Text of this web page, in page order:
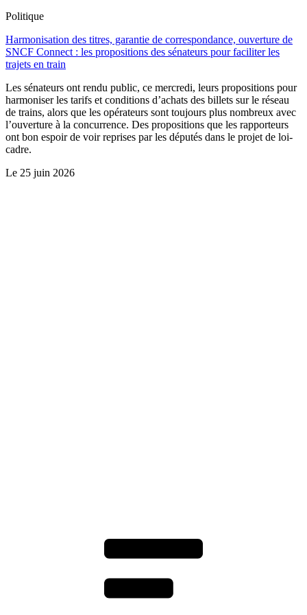
Politique
Harmonisation des titres, garantie de correspondance, ouverture de
SNCF Connect : les propositions des sénateurs pour faciliter les
trajets en train
Les sénateurs ont rendu public, ce mercredi, leurs propositions pour
harmoniser les tarifs et conditions d’achats des billets sur le réseau
de trains, alors que les opérateurs sont toujours plus nombreux avec
l’ouverture à la concurrence. Des propositions que les rapporteurs
ont bon espoir de voir reprises par les députés dans le projet de loi-
cadre.
Le 25 juin 2026